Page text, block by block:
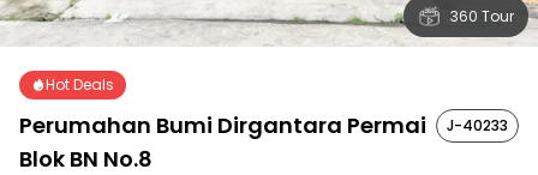
360 Tour
Hot Deals
Perumahan Bumi Dirgantara Permai
Blok BN No.8
J-40233